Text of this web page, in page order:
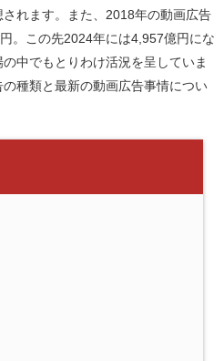
れます。また、 2018年の動画広告
。この先2024年には4,957億円にな
中でもとりわけ活況を呈していま
種類と最新の動画広告事情につい